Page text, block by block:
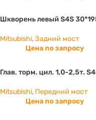
Шкворень левый S4S
Mitsubishi,Задний мост
Цена по запросу
Глав. торм. цил. 1,0-2,5т.
Mitsubishi, Передний мост
Цена по запросу